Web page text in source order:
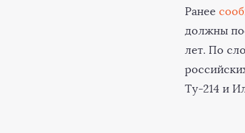
Ранее
должны
лет. По
Ту-214 и